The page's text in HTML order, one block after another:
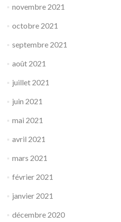
novembre 2021
octobre 2021
septembre 2021
août 2021
juillet 2021
juin 2021
mai 2021
avril 2021
mars 2021
février 2021
janvier 2021
décembre 2020